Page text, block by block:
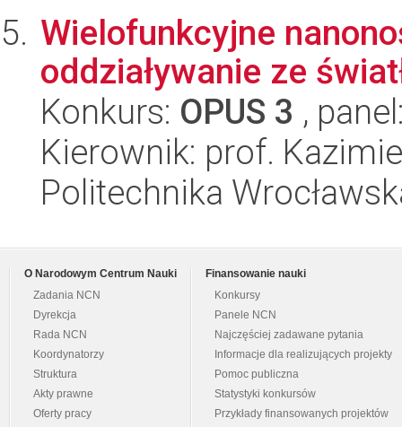
Wielofunkcyjne
oddziaływanie ze
Konkurs: OPUS 3 ,
Kierownik: prof.
Politechnika
O Narodowym Centrum Nauki
Zadania NCN
Dyrekcja
Rada NCN
Koordynatorzy
Struktura
Akty prawne
Oferty pracy
Finansowanie nauki
Konkursy
Panele NCN
Najczęściej zadawane pytania
Informacje dla realizujących projekty
Pomoc publiczna
Statystyki konkursów
Przykłady finansowanych projektów